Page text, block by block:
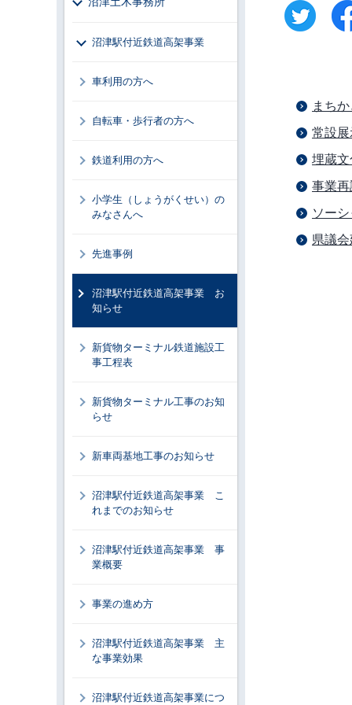
まち
常設
埋蔵
事業
ソー
県議
沼津駅付近鉄道高架事業
車利用の方へ
自転車・歩行者の方へ
鉄道利用の方へ
小学生（しょうがくせい）の
みなさんへ
先進事例
沼津駅付近鉄道高架事業 お
知らせ
新貨物ターミナル鉄道施設工
事工程表
新貨物ターミナル工事のお知
らせ
新車両基地工事のお知らせ
沼津駅付近鉄道高架事業 こ
れまでのお知らせ
沼津駅付近鉄道高架事業 事
業概要
事業の進め方
沼津駅付近鉄道高架事業 主
な事業効果
沼津駅付近鉄道高架事業につ